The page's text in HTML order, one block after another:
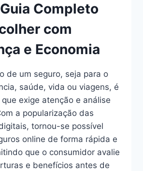
Completo
com
e Economia
de um seguro, seja para o
saúde, vida ou viagens, é
exige atenção e análise
a popularização das
tornou-se possível
online de forma rápida e
que o consumidor avalie
e benefícios antes de